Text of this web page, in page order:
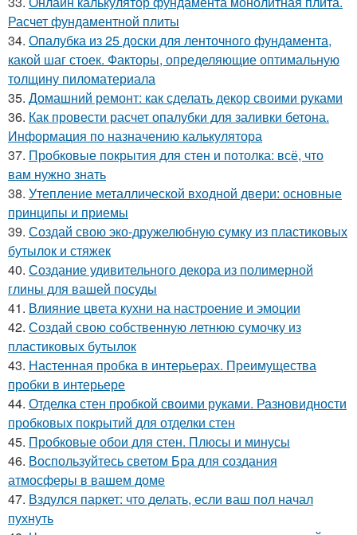
Расчет фундаментной плиты
34. Опалубка из 25 доски для ленточного фундамента,
какой шаг стоек. Факторы, определяющие оптимальную
толщину пиломатериала
35. Домашний ремонт: как сделать декор своими руками
36. Как провести расчет опалубки для заливки бетона.
Информация по назначению калькулятора
37. Пробковые покрытия для стен и потолка: всё, что
вам нужно знать
38. Утепление металлической входной двери: основные
принципы и приемы
39. Создай свою эко-дружелюбную сумку из пластиковых
бутылок и стяжек
40. Создание удивительного декора из полимерной
глины для вашей посуды
41. Влияние цвета кухни на настроение и эмоции
42. Создай свою собственную летнюю сумочку из
пластиковых бутылок
43. Настенная пробка в интерьерах. Преимущества
пробки в интерьере
44. Отделка стен пробкой своими руками. Разновидности
пробковых покрытий для отделки стен
45. Пробковые обои для стен. Плюсы и минусы
46. Воспользуйтесь светом Бра для создания
атмосферы в вашем доме
47. Вздулся паркет: что делать, если ваш пол начал
пухнуть